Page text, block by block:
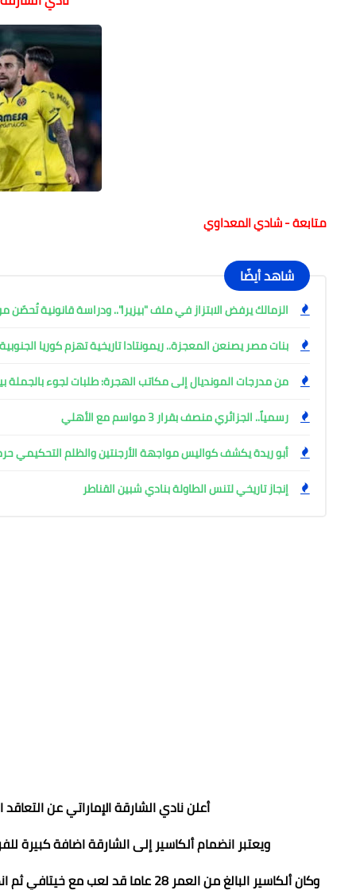
متابعة - شادي المعداوي
شاهد أيضًا
الزمالك يرفض الابتزاز في ملف "بيزيرا".. ودراسة قانونية تُحصّن
بنات مصر يصنعن المعجزة.. ريمونتادا تاريخية تهزم كوريا الجنوبية 28-27 في مونديال اليد
من مدرجات المونديال إلى مكاتب الهجرة: طلبات لجوء بالجملة
رسمياً.. الجزائري منصف بقرار 3 مواسم مع الأهلي
أبو ريدة يكشف كواليس مواجهة الأرجنتين والظلم التحكيمي
إنجاز تاريخي لتنس الطاولة بنادي شبين القناطر
أعلن نادي الشارقة الإماراتي عن
ويعتبر انضمام ألكاسير إلى الشارقة اضافة كبيرة
وكان ألكاسير البالغ من العمر 28